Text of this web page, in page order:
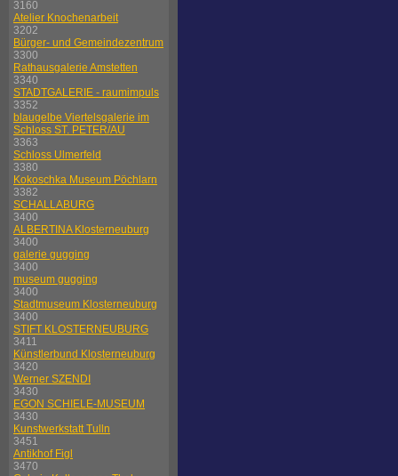
3160
Atelier Knochenarbeit
3202
Bürger- und Gemeindezentrum
3300
Rathausgalerie Amstetten
3340
STADTGALERIE - raumimpuls
3352
blaugelbe Viertelsgalerie im
Schloss ST. PETER/AU
3363
Schloss Ulmerfeld
3380
Kokoschka Museum Pöchlarn
3382
SCHALLABURG
3400
ALBERTINA Klosterneuburg
3400
galerie gugging
3400
museum gugging
3400
Stadtmuseum Klosterneuburg
3400
STIFT KLOSTERNEUBURG
3411
Künstlerbund Klosterneuburg
3420
Werner SZENDI
3430
EGON SCHIELE-MUSEUM
3430
Kunstwerkstatt Tulln
3451
Antikhof Figl
3470